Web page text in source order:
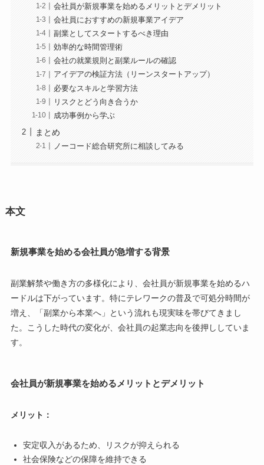
会社員が新規事業を始めるメリットとデメリット
会社員におすすめの新規事業アイデア
副業としてスタートするべき理由
効率的な時間管理術
会社の就業規則と副業ルールの確認
アイデアの検証方法（リーンスタートアップ）
必要なスキルと学習方法
リスクとどう向き合うか
成功事例から学ぶ
まとめ
ノーコード総合研究所に相談してみる
本文
新規事業を始める会社員が急増する背景
副業解禁や働き方の多様化により、会社員が新規事業を始めるハ
ードルは下がっています。特にテレワークの普及で可処分時間が
増え、「副業から本業へ」という流れも現実味を帯びてきまし
た。こうした時代の変化が、会社員の起業志向を後押ししていま
す。
会社員が新規事業を始めるメリットとデメリット
メリット：
安定収入があるため、リスクが抑えられる
社会保険などの保障を維持できる